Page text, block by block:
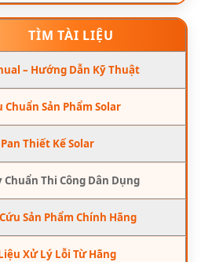
TÌM TÀI LIỆU
– Hướng Dẫn Kỹ Thuật
Chuẩn Sản Phẩm Solar
Thiết Kế Solar
Chuẩn Thi Công Dân Dụng
Sản Phẩm Chính Hãng
Xử Lý Lỗi Từ Hãng